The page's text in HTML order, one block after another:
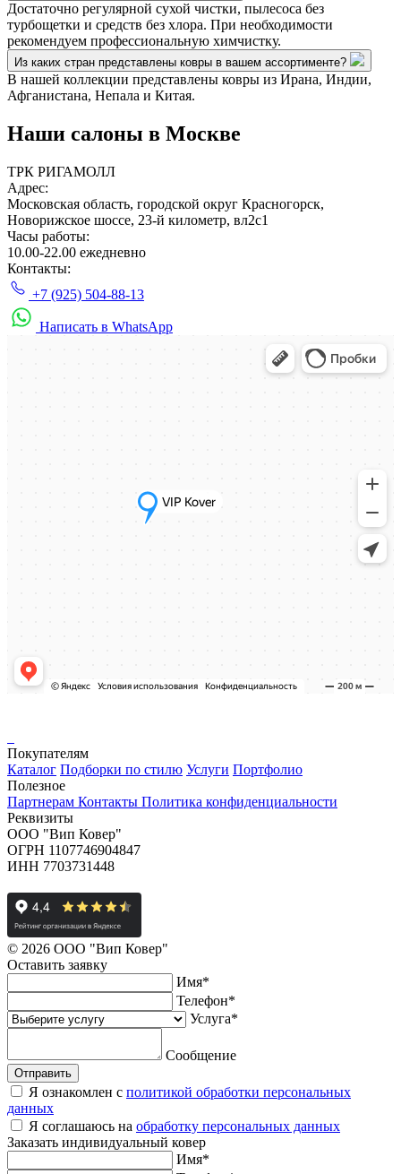
Достаточно регулярной сухой чистки, пылесоса без
турбощетки и средств без хлора. При необходимости
рекомендуем профессиональную химчистку.
Из каких стран представлены ковры в вашем ассортименте?
В нашей коллекции представлены ковры из Ирана, Индии,
Афганистана, Непала и Китая.
Наши салоны в Москве
ТРК РИГАМОЛЛ
Адрес:
Московская область, городской округ Красногорск,
Новорижское шоссе, 23-й километр, вл2с1
Часы работы:
10.00-22.00 ежедневно
Контакты:
+7 (925) 504-88-13
Написать в WhatsApp
Покупателям
Каталог Подборки по стилю Услуги Портфолио
Полезное
Партнерам Контакты Политика конфиденциальности
Реквизиты
ООО "Вип Ковер"
ОГРН 1107746904847
ИНН 7703731448
© 2026 ООО "Вип Ковер"
Оставить заявку
Имя*
Телефон*
Услуга*
Сообщение
Отправить
Я ознакомлен с политикой обработки персональных
данных
Я соглашаюсь на обработку персональных данных
Заказать индивидуальный ковер
Имя*